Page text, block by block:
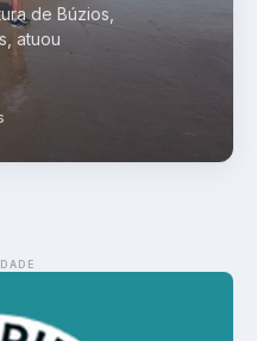
de Búzios,
atuou